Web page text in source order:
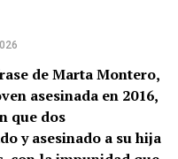
de whisky y restos de
respuesta…
segundo disco de
pieza exquisita que
la muerte, la familia,
de Marta Montero,
asesinada en 2016,
que dos
y asesinado a su hija